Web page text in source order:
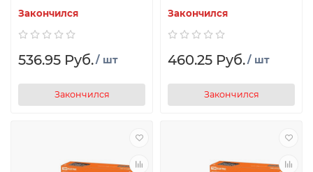
Закончился
536.95 Руб./ шт
Закончился
Закончился
460.25 Руб./ шт
Закончился